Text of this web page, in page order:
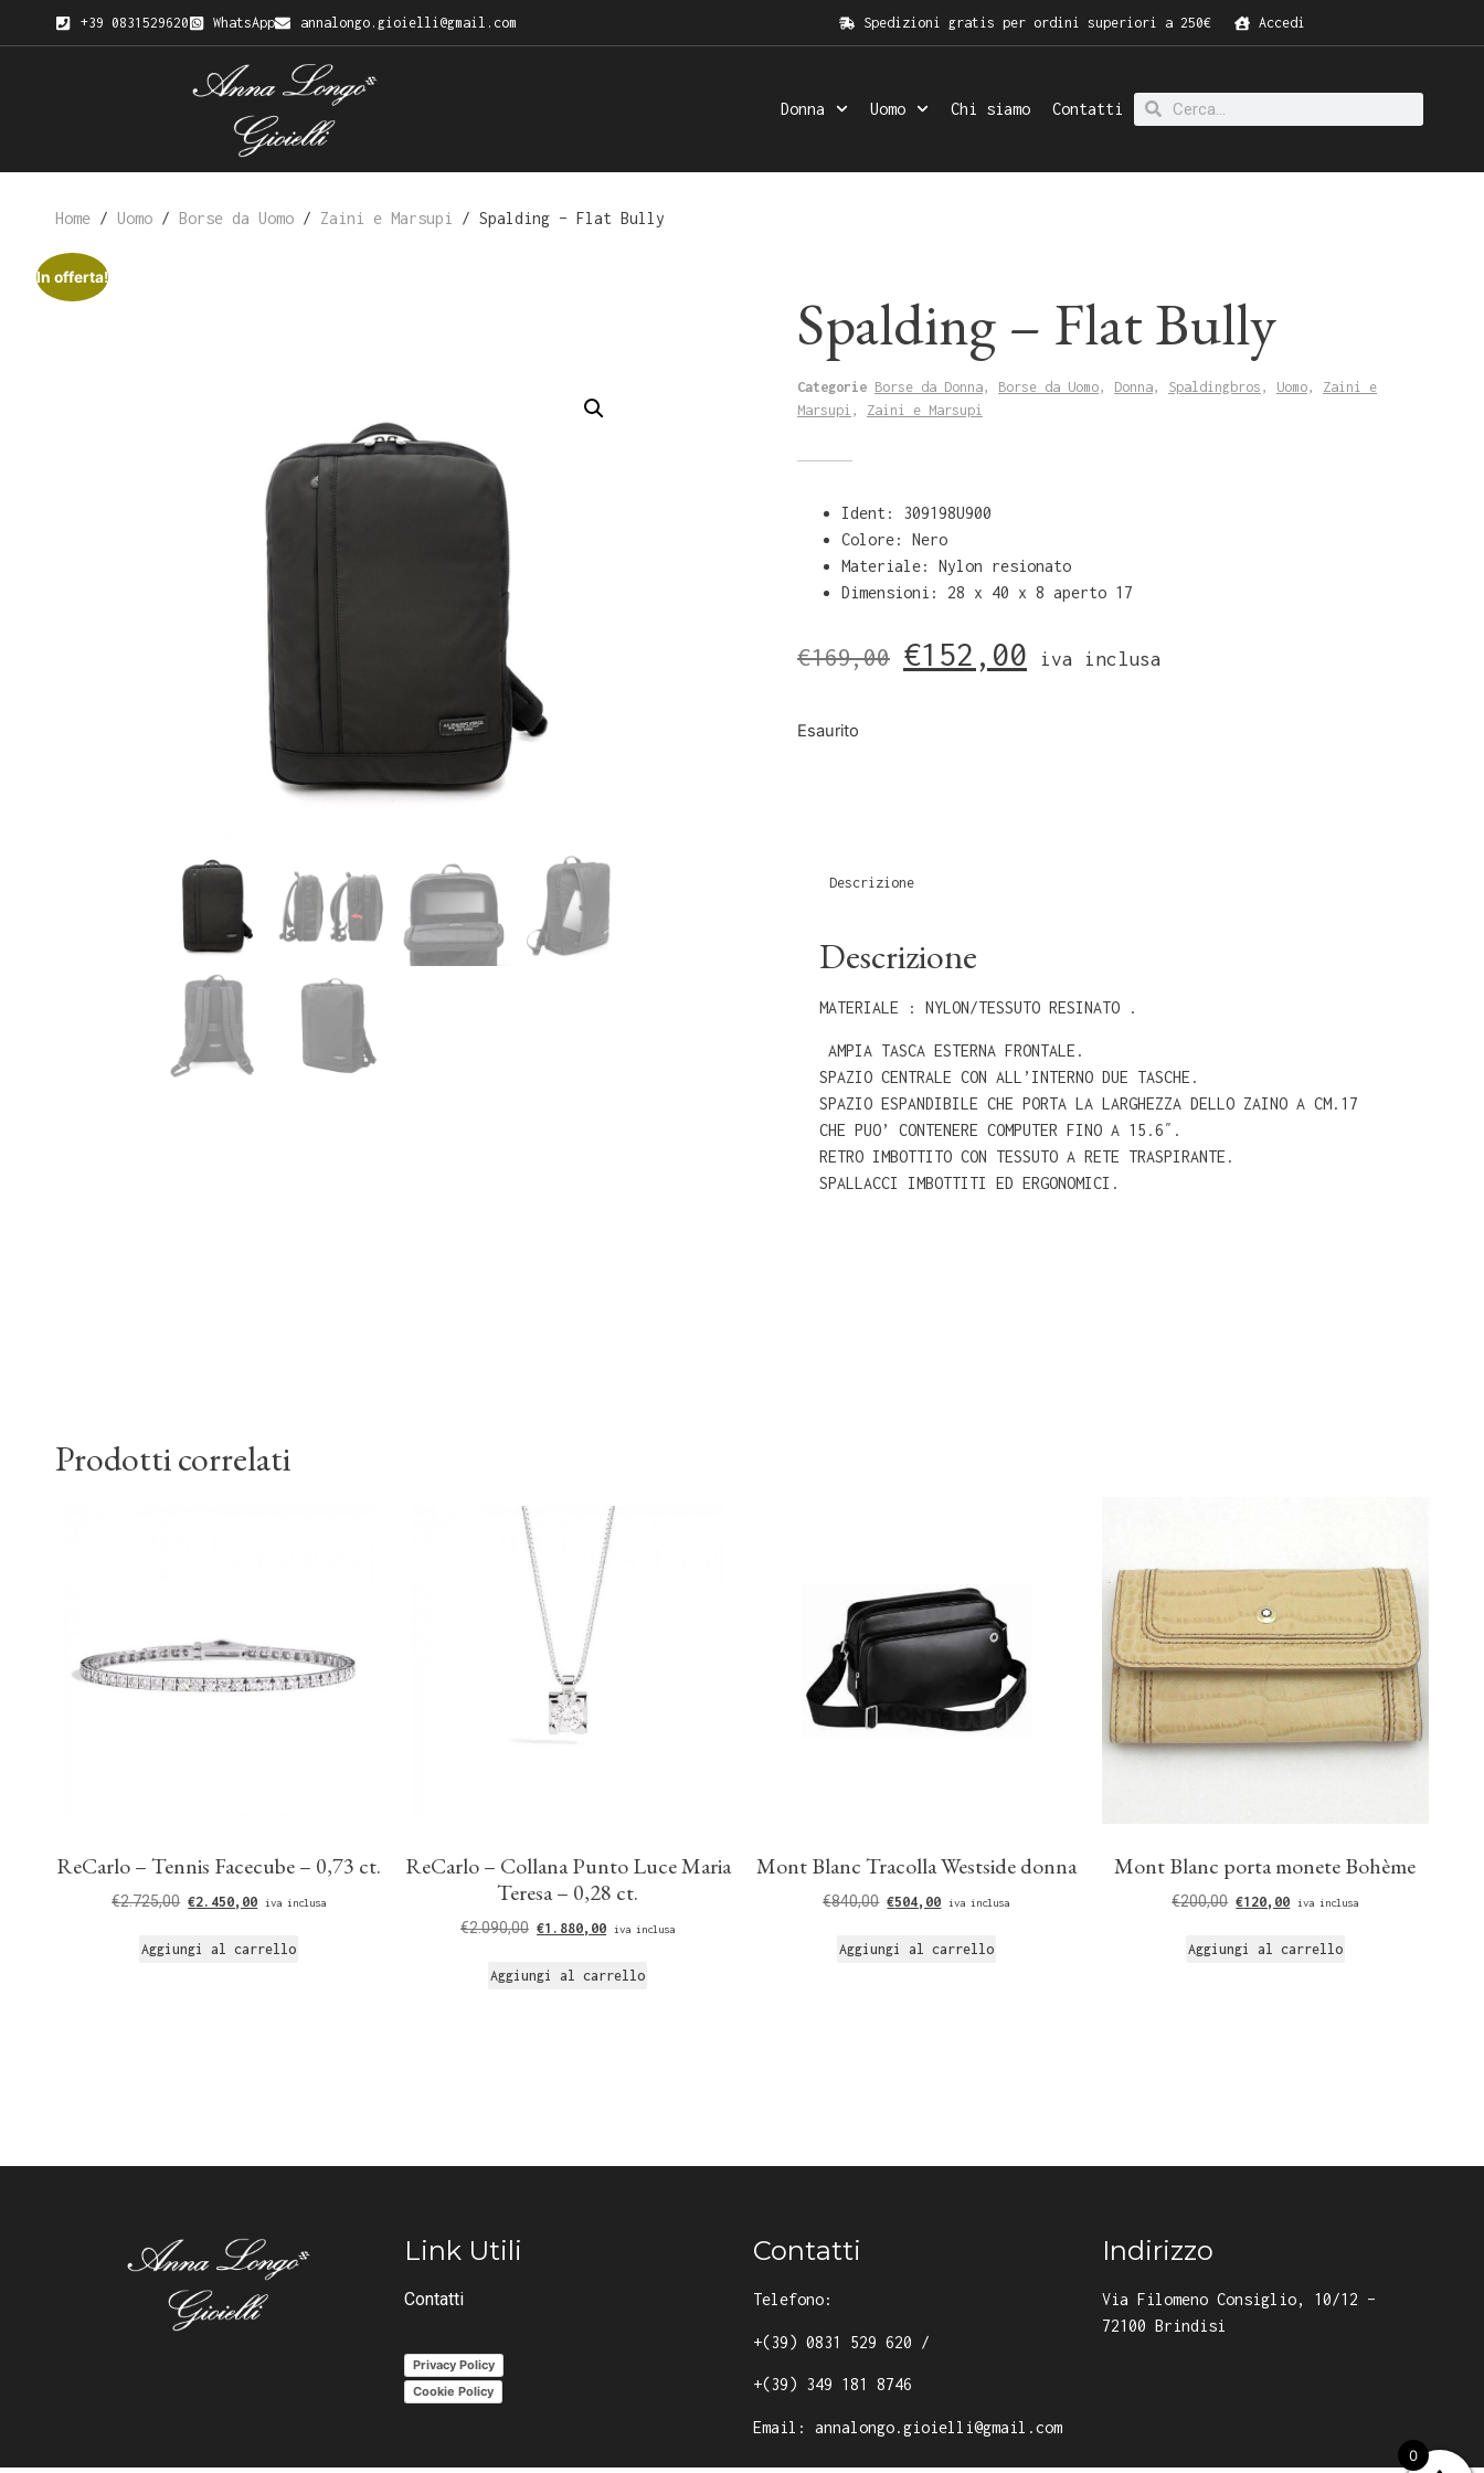
+39 0831529620 WhatsApp annalongo.gioielli@gmail.com Spedizioni gratis per ordini superiori a 250€ Accedi
Donna Uomo Chi siamo Contatti
Home / Uomo / Borse da Uomo / Zaini e Marsupi / Spalding – Flat Bully
In offerta!
Spalding – Flat Bully
Categorie Borse da Donna, Borse da Uomo, Donna, Spaldingbros , Uomo, Zaini e
Marsupi , Zaini e Marsupi
Ident: 309198U900
Colore: Nero
Materiale: Nylon resionato
Dimensioni: 28 x 40 x 8 aperto 17
€169,00 €152,00 iva inclusa
Esaurito
Descrizione
Descrizione
MATERIALE : NYLON/TESSUTO RESINATO .
AMPIA TASCA ESTERNA FRONTALE.
SPAZIO CENTRALE CON ALL’INTERNO DUE TASCHE.
SPAZIO ESPANDIBILE CHE PORTA LA LARGHEZZA DELLO ZAINO A CM.17
CHE PUO’ CONTENERE COMPUTER FINO A 15.6″.
RETRO IMBOTTITO CON TESSUTO A RETE TRASPIRANTE.
SPALLACCI IMBOTTITI ED ERGONOMICI.
Prodotti correlati
ReCarlo – Tennis Facecube – 0,73 ct.
€2.725,00 €2.450,00 iva inclusa
Aggiungi al carrello
ReCarlo – Collana Punto Luce Maria
Teresa – 0,28 ct.
€2.090,00 €1.880,00 iva inclusa
Aggiungi al carrello
Mont Blanc Tracolla Westside donna
€840,00 €504,00 iva inclusa
Aggiungi al carrello
Mont Blanc porta monete Bohème
€200,00 €120,00 iva inclusa
Aggiungi al carrello
Link Utili
Contatti
Privacy Policy
Cookie Policy
Contatti
Telefono:
+(39) 0831 529 620 /
+(39) 349 181 8746
Email: annalongo.gioielli@gmail.com
Indirizzo
Via Filomeno Consiglio, 10/12 –
72100 Brindisi
0